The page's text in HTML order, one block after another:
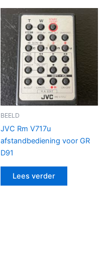
BEELD
JVC Rm V717u
afstandbediening voor GR
D91
Lees verder